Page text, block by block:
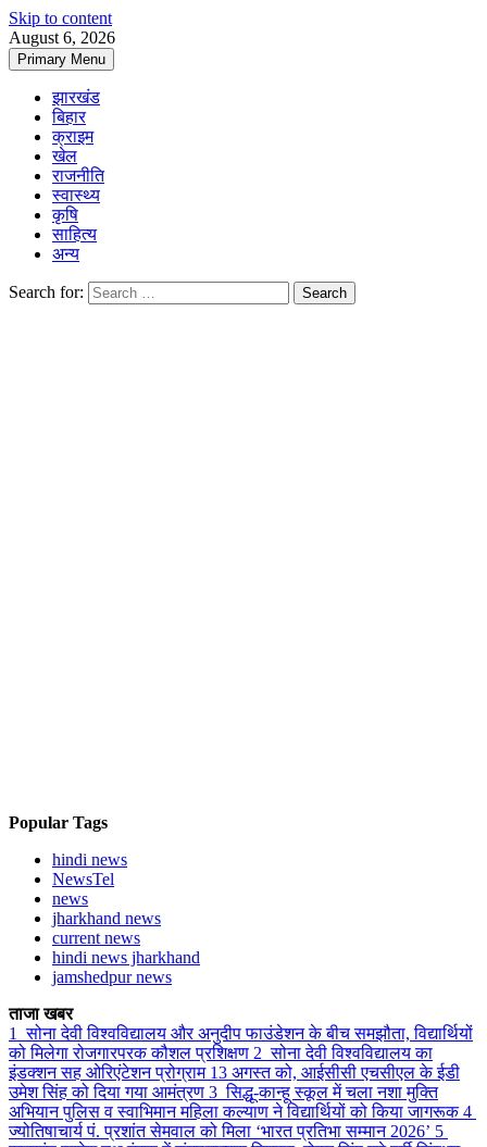
Skip to content
August 6, 2026
Primary Menu
झारखंड
बिहार
क्राइम
खेल
राजनीति
स्वास्थ्य
कृषि
साहित्य
अन्य
Search for:
Popular Tags
hindi news
NewsTel
news
jharkhand news
current news
hindi news jharkhand
jamshedpur news
ताजा खबर
1
सोना देवी विश्वविद्यालय और अनुदीप फाउंडेशन के बीच समझौता, विद्यार्थियों
को मिलेगा रोजगारपरक कौशल प्रशिक्षण 2 सोना देवी विश्वविद्यालय का
इंडक्शन सह ओरिएंटेशन प्रोग्राम 13 अगस्त को, आईसीसी एचसीएल के ईडी
उमेश सिंह को दिया गया आमंत्रण 3 सिद्धू-कान्हू स्कूल में चला नशा मुक्ति
अभियान पुलिस व स्वाभिमान महिला कल्याण ने विद्यार्थियों को किया जागरूक4
ज्योतिषाचार्य पं. प्रशांत सेमवाल को मिला ‘भारत प्रतिभा सम्मान 2026’ 5